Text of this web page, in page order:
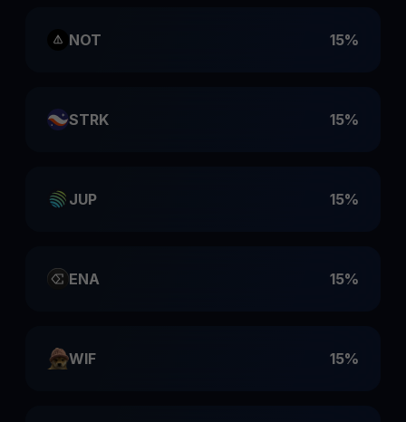
NOT 15%
STRK 15%
JUP 15%
ENA 15%
WIF 15%